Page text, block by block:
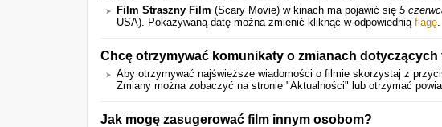
Film Straszny Film (Scary Movie) w kinach ma pojawić się 5
USA). Pokazywaną datę można zmienić kliknąć w odpowiednią flagę
Chcę otrzymywać komunikaty o zmianach
Aby otrzymywać najświeższe wiadomości o filmie skorzystaj z
Zmiany można zobaczyć na stronie "Aktualności" lub otrzymać
Jak mogę zasugerować film innym osobom?